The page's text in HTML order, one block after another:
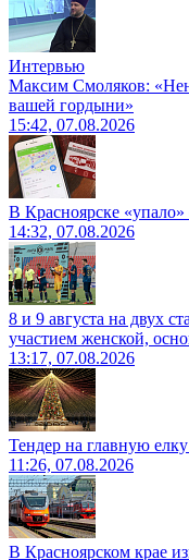
Интервью
Максим Смоляков:
вашей гордыни»
15:42, 07.08.2026
В Красноярске «упало»
14:32, 07.08.2026
8 и 9 августа на двух
участием женской,
13:17, 07.08.2026
Тендер на главную
11:26, 07.08.2026
В Красноярском крае